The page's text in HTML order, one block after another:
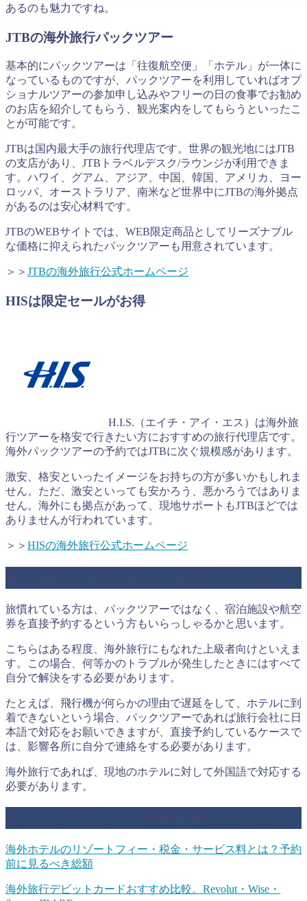
あるのも魅力ですね。
JTBの海外旅行パックツアー
基本的にパックツアーは「往復航空便」「ホテル」が一体に
なっているものですが、パックツアーを利用していればオプ
ショナルツアーの参加申し込みやフリーの日の食事でお勧め
のお店を紹介してもらう、観光案内をしてもらうといったこ
とが可能です。
JTBは国内最大手の旅行代理店です。世界の観光地にはJTB
の支店があり、JTBトラベルデスク/ラウンジが利用できま
す。ハワイ、グアム、アジア、中国、韓国、アメリカ、ヨー
ロッパ、オーストラリア、南米など世界中にJTBの海外拠点
があるのは安心材料です。
JTBのWEBサイトでは、WEB限定商品としてリーズナブル
な価格に抑えられたパックツアーも用意されています。
＞＞ JTBの海外旅行公式ホームページ
HISは限定セールがお得
H.I.S.（エイチ・アイ・エス）は海外旅
行ツアーを格安で行きたい方におすすめの旅行代理店です。
海外パックツアーの予約ではJTBに次ぐ規模感があります。
激安、格安といったイメージをお持ちの方が多いかもしれま
せん。ただ、激安といっても安かろう、悪かろうではありま
せん。海外にも拠点があって、現地サポートもJTBほどでは
ありませんが行われています。
＞＞ HISの海外旅行公式ホームページ
旅慣れている方は、パックツアーではなく、宿泊施設や航空
券を直接予約するという方もいらっしゃるかと思います。
こちらはある程度、海外旅行にもなれた上級者向けといえま
す。この場合、何等かのトラブルが発生したときにはすべて
自分で解決をする必要があります。
たとえば、飛行機が何らかの理由で遅延をして、ホテルに到
着できないという場合、パックツアーであれば旅行会社に日
本語で対応をお願いできますが、直接予約しているケースで
は、影響各所に自分で連絡をする必要があります。
海外旅行であれば、現地のホテルに対して外国語で対応する
必要があります。
海外ホテルのリゾートフィー・税金・サービス料とは？予約
前に見るべき総額
海外旅行デビットカードおすすめ比較。Revolut・Wise・